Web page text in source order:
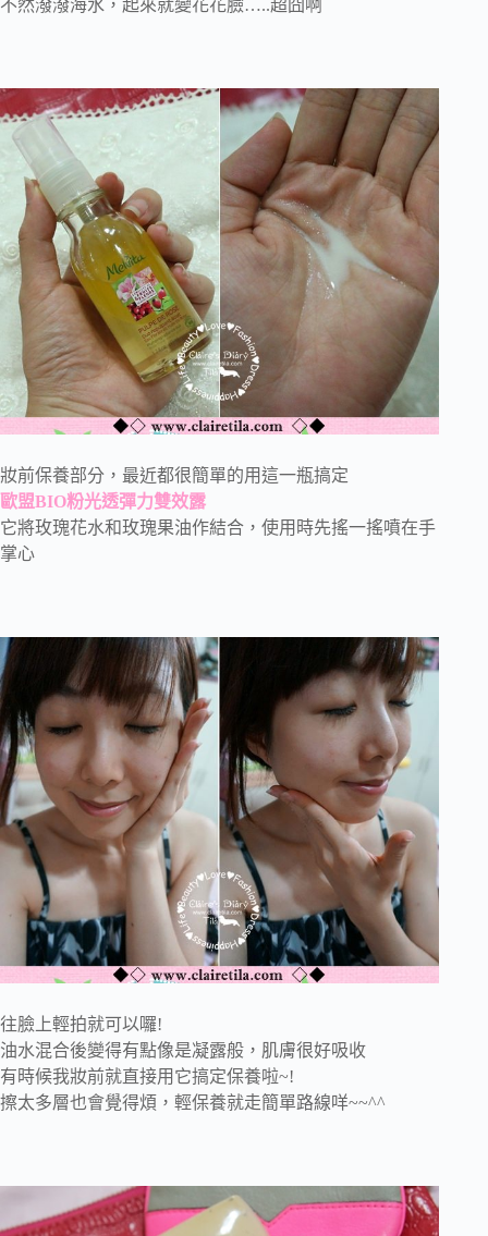
不然潑潑海水，起來就變花花臉…..超囧啊
妝前保養部分，最近都很簡單的用這一瓶搞定
歐盟BIO粉光透彈力雙效露
它將玫瑰花水和玫瑰果油作結合，使用時先搖一搖噴在手
掌心
往臉上輕拍就可以囉!
油水混合後變得有點像是凝露般，肌膚很好吸收
有時候我妝前就直接用它搞定保養啦~!
擦太多層也會覺得煩，輕保養就走簡單路線咩~~^^